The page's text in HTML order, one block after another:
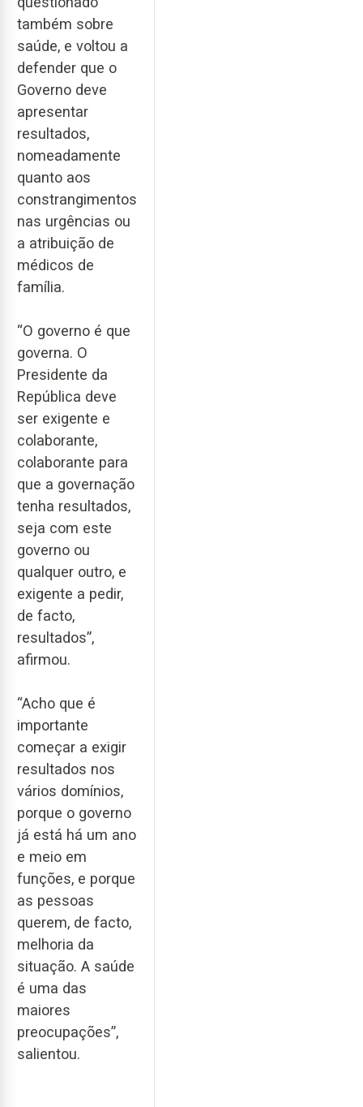
também sobre
saúde, e voltou a
defender que o
Governo deve
apresentar
resultados,
nomeadamente
quanto aos
constrangimentos
nas urgências ou
a atribuição de
médicos de
família.
“O governo é que
governa. O
Presidente da
República deve
ser exigente e
colaborante,
colaborante para
que a governação
tenha resultados,
seja com este
governo ou
qualquer outro, e
exigente a pedir,
de facto,
resultados”,
afirmou.
“Acho que é
importante
começar a exigir
resultados nos
vários domínios,
porque o governo
já está há um ano
e meio em
funções, e porque
as pessoas
querem, de facto,
melhoria da
situação. A saúde
é uma das
maiores
preocupações”,
salientou.